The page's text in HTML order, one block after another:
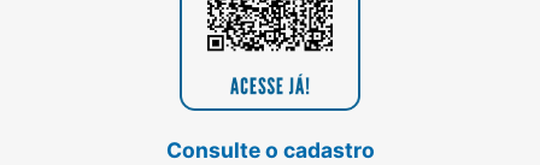
Consulte o cadastro